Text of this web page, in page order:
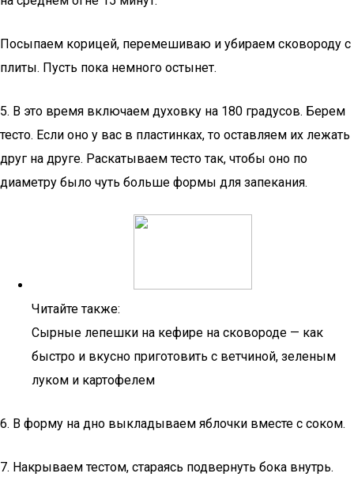
Посыпаем корицей, перемешиваю и убираем сковороду с
плиты. Пусть пока немного остынет.
5. В это время включаем духовку на 180 градусов. Берем
тесто. Если оно у вас в пластинках, то оставляем их лежать
друг на друге. Раскатываем тесто так, чтобы оно по
диаметру было чуть больше формы для запекания.
Читайте также:
Сырные лепешки на кефире на сковороде — как
быстро и вкусно приготовить с ветчиной, зеленым
луком и картофелем
6. В форму на дно выкладываем яблочки вместе с соком.
7. Накрываем тестом, стараясь подвернуть бока внутрь.